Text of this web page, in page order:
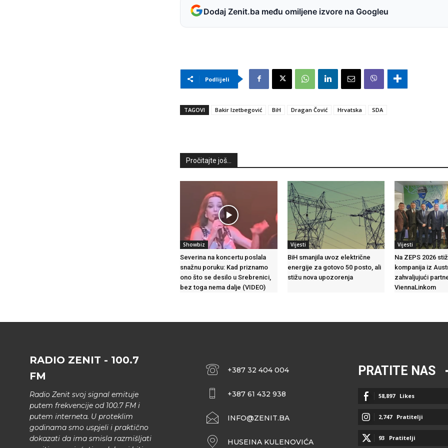
Dodaj Zenit.ba među omiljene izvore na Googleu
Podlijeli
TAGOVI Bakir Izetbegović BiH Dragan Čović Hrvatska SDA
Pročitajte još...
Showbiz
Severina na koncertu poslala
snažnu poruku: Kad priznamo
ono što se desilo u Srebrenici,
bez toga nema dalje (VIDEO)
Vijesti
BiH smanjila uvoz električne
energije za gotovo 50 posto, ali
stižu nova upozorenja
Vijesti
Na ZEPS 2026
kompanija iz
zahvaljujući
ViennaLinkom
RADIO ZENIT - 100.7
FM
Radio Zenit svoj signal emituje
putem frekvencije od 100.7 FM i
putem interneta. U proteklim
godinama smo uspjeli i praktično
dokazati da ima smisla razmišljati
+387 32 404 004
+387 61 432 938
INFO@ZENIT.BA
HUSEINA KULENOVIĆA
PRATITE NAS
58,897 Likes
2,747 Pratitelji
93 Pratitelji